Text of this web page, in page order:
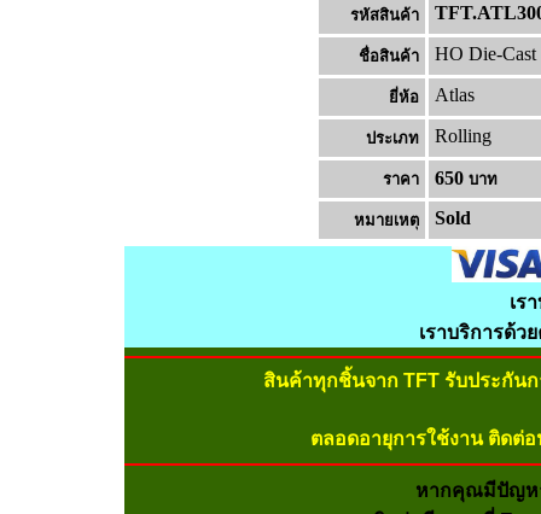
รหัสสินค้า
ชื่อสินค้า HO Die-
ยี่ห้อ Atlas
ประเภท Rolling
ราคา 650 บาท
หมายเหต Sold
เร
เราบริการด้ว
สินค้าทุกชิ้นจาก TFT รับประกัน
ตลอดอายุการใช้งาน ติดต่
หากคุณมีปัญห